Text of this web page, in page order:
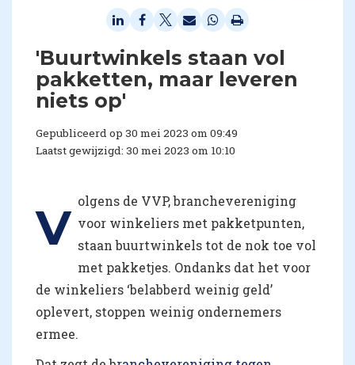
'Buurtwinkels staan vol
pakketten, maar leveren
niets op'
Gepubliceerd op 30 mei 2023 om 09:49
Laatst gewijzigd: 30 mei 2023 om 10:10
V olgens de VVP, branchevereniging
voor winkeliers met pakketpunten,
staan buurtwinkels tot de nok toe vol
met pakketjes. Ondanks dat het voor
de winkeliers ‘belabberd weinig geld’
oplevert, stoppen weinig ondernemers
ermee.